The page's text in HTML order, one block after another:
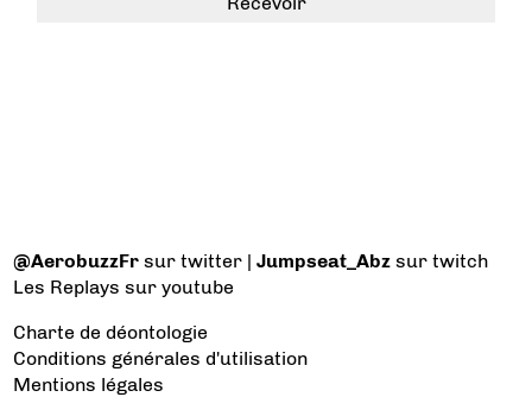
@AerobuzzFr sur twitter |Jumpseat_Abz sur twitch
Les Replays sur youtube
Charte de déontologie
Conditions générales d'utilisation
Mentions légales